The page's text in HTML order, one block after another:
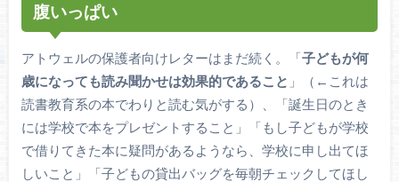
腹いっぱい
アトウェルの保護者向けレターはまだ続く。「子どもが何
歳になっても読み聞かせは効果的であること 」（←これは
読書教育系の本でわりと読む気がする）、「誕生日のとき
には学校で本をプレゼントすること」「もし子どもが学校
で借りてきた本に疑問があるようなら、学校に申し出てほ
しいこと」「子どもの貸出バッグを毎朝チェックしてほし